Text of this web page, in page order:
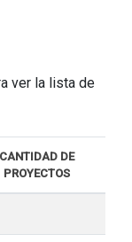
ver la lista de
CANTIDAD DE
PROYECTOS